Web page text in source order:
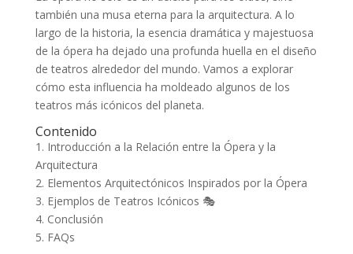
también una musa eterna para la arquitectura. A lo
largo de la historia, la esencia dramática y majestuosa
de la ópera ha dejado una profunda huella en el diseño
de teatros alrededor del mundo. Vamos a explorar
cómo esta influencia ha moldeado algunos de los
teatros más icónicos del planeta.
Contenido
1. Introducción a la Relación entre la Ópera y la
Arquitectura
2. Elementos Arquitectónicos Inspirados por la Ópera
3. Ejemplos de Teatros Icónicos 🎭
4. Conclusión
5. FAQs